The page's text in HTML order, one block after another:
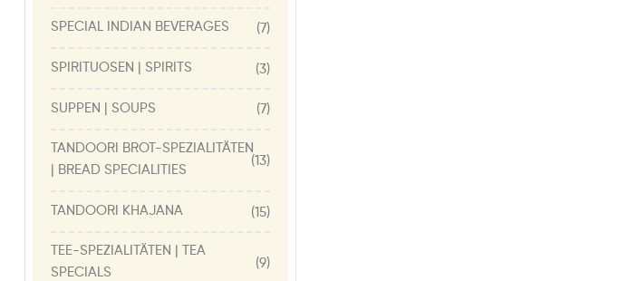
SPECIAL INDIAN BEVERAGES (7)
SPIRITUOSEN | SPIRITS (3)
SUPPEN | SOUPS (7)
TANDOORI BROT-SPEZIALITÄTEN
| BREAD SPECIALITIES
(13)
TANDOORI KHAJANA (15)
TEE-SPEZIALITÄTEN | TEA
SPECIALS
(9)